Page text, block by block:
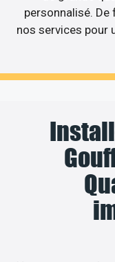
personnalisé. De
nos services pour